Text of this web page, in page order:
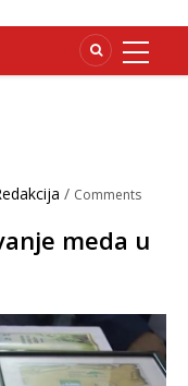
/ Comments
meda u